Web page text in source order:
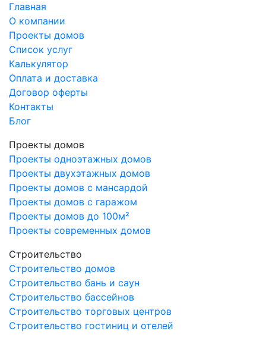
Главная
О компании
Проекты домов
Список услуг
Калькулятор
Оплата и доставка
Договор оферты
Контакты
Блог
Проекты домов
Проекты одноэтажных домов
Проекты двухэтажных домов
Проекты домов с мансардой
Проекты домов с гаражом
Проекты домов до 100м²
Проекты современных домов
Строительство
Строительство домов
Строительство бань и саун
Строительство бассейнов
Строительство торговых центров
Строительство гостиниц и отелей